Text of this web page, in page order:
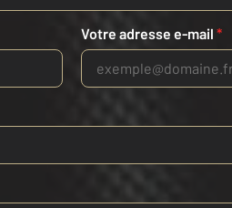
Votre adresse e-mail *